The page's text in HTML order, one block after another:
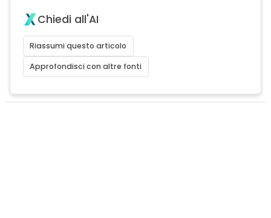
Chiedi all'AI
Riassumi questo articolo
Approfondisci con altre fonti